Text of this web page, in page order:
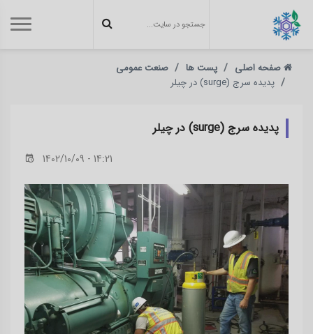
صفحه اصلی پست ها
صنعت عمومی
پدیده سرج (surge) در چیلر
پدیده سرج (surge) در چیلر
1402/10/09 - 14:21